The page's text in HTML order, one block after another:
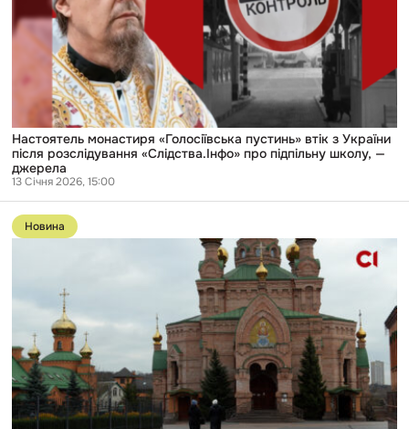
України
після
розслідування
«Слідства.Інфо»
підпільну
школу,
джерела
Настоятель монастиря «Голосіївська пустинь» втік з України
після розслідування «Слідства.Інфо» про підпільну школу, —
джерела
13 Січня 2026, 15:00
Перейти
до
публікації
УПЦ
порушувати
право
дітей
на
освіту,
Новина